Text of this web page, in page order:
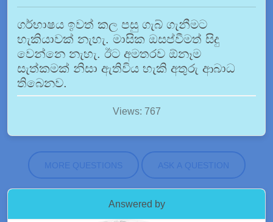
ගර්භාෂය ඉවත් කල පසු ගැබ් ගැනීමට
හැකියාවක් නැහැ. මාසික ඔසප්වීමත් සිදු
වෙන්නෙ නැහැ. ඊට අමතරව ඕනෑම
සැත්කමක් නිසා ඇතිවිය හැකි අතුරු ආබාධ
තිබෙනව.
Views: 767
MORE QUESTIONS ASK A QUESTION
Answered by